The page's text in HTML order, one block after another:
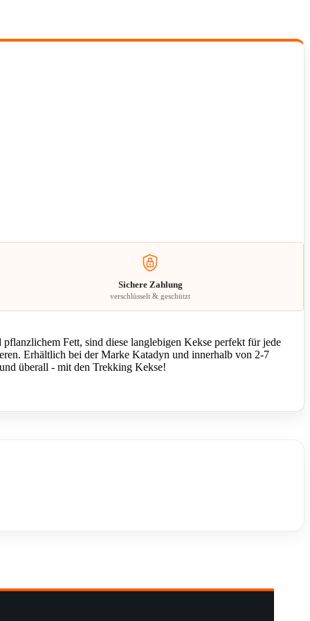
Sichere Zahlung
verschlüsselt & geschützt
Fett, sind diese langlebigen Kekse perfekt für jede
Erhältlich bei der Marke Katadyn und innerhalb von 2-7
überall - mit den Trekking Kekse!